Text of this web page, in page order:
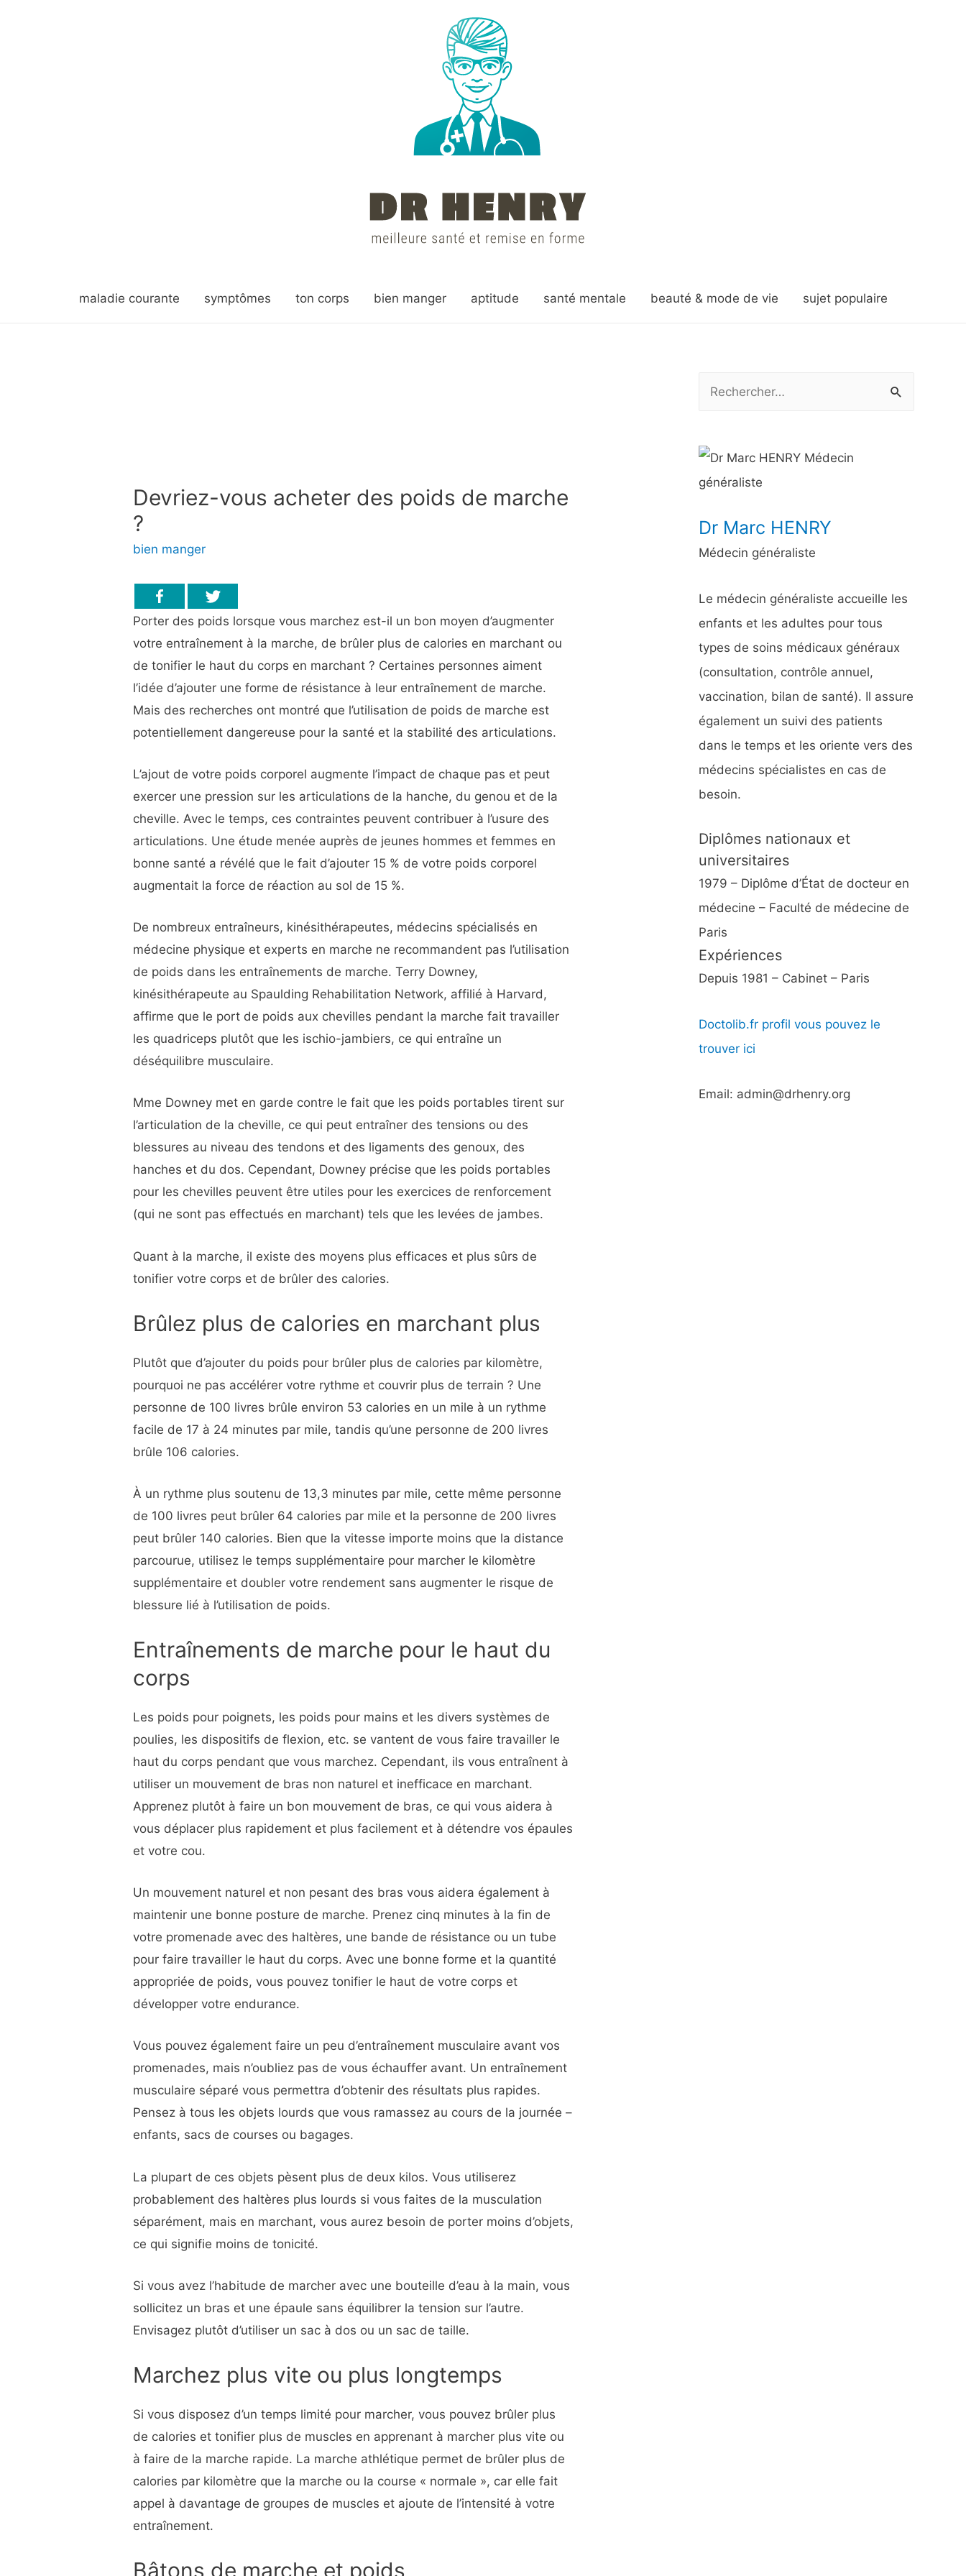
maladie courante symptômes ton corps bien manger aptitude santé mentale beauté & mode de vie sujet populaire
Devriez-vous acheter des poids de marche
?
bien manger
Porter des poids lorsque vous marchez est-il un bon moyen d’augmenter
votre entraînement à la marche, de brûler plus de calories en marchant ou
de tonifier le haut du corps en marchant ? Certaines personnes aiment
l’idée d’ajouter une forme de résistance à leur entraînement de marche.
Mais des recherches ont montré que l’utilisation de poids de marche est
potentiellement dangereuse pour la santé et la stabilité des articulations.
L’ajout de votre poids corporel augmente l’impact de chaque pas et peut
exercer une pression sur les articulations de la hanche, du genou et de la
cheville. Avec le temps, ces contraintes peuvent contribuer à l’usure des
articulations. Une étude menée auprès de jeunes hommes et femmes en
bonne santé a révélé que le fait d’ajouter 15 % de votre poids corporel
augmentait la force de réaction au sol de 15 %.
De nombreux entraîneurs, kinésithérapeutes, médecins spécialisés en
médecine physique et experts en marche ne recommandent pas l’utilisation
de poids dans les entraînements de marche. Terry Downey,
kinésithérapeute au Spaulding Rehabilitation Network, affilié à Harvard,
affirme que le port de poids aux chevilles pendant la marche fait travailler
les quadriceps plutôt que les ischio-jambiers, ce qui entraîne un
déséquilibre musculaire.
Mme Downey met en garde contre le fait que les poids portables tirent sur
l’articulation de la cheville, ce qui peut entraîner des tensions ou des
blessures au niveau des tendons et des ligaments des genoux, des
hanches et du dos. Cependant, Downey précise que les poids portables
pour les chevilles peuvent être utiles pour les exercices de renforcement
(qui ne sont pas effectués en marchant) tels que les levées de jambes.
Quant à la marche, il existe des moyens plus efficaces et plus sûrs de
tonifier votre corps et de brûler des calories.
Brûlez plus de calories en marchant plus
Plutôt que d’ajouter du poids pour brûler plus de calories par kilomètre,
pourquoi ne pas accélérer votre rythme et couvrir plus de terrain ? Une
personne de 100 livres brûle environ 53 calories en un mile à un rythme
facile de 17 à 24 minutes par mile, tandis qu’une personne de 200 livres
brûle 106 calories.
À un rythme plus soutenu de 13,3 minutes par mile, cette même personne
de 100 livres peut brûler 64 calories par mile et la personne de 200 livres
peut brûler 140 calories. Bien que la vitesse importe moins que la distance
parcourue, utilisez le temps supplémentaire pour marcher le kilomètre
supplémentaire et doubler votre rendement sans augmenter le risque de
blessure lié à l’utilisation de poids.
Entraînements de marche pour le haut du
corps
Les poids pour poignets, les poids pour mains et les divers systèmes de
poulies, les dispositifs de flexion, etc. se vantent de vous faire travailler le
haut du corps pendant que vous marchez. Cependant, ils vous entraînent à
utiliser un mouvement de bras non naturel et inefficace en marchant.
Apprenez plutôt à faire un bon mouvement de bras, ce qui vous aidera à
vous déplacer plus rapidement et plus facilement et à détendre vos épaules
et votre cou.
Un mouvement naturel et non pesant des bras vous aidera également à
maintenir une bonne posture de marche. Prenez cinq minutes à la fin de
votre promenade avec des haltères, une bande de résistance ou un tube
pour faire travailler le haut du corps. Avec une bonne forme et la quantité
appropriée de poids, vous pouvez tonifier le haut de votre corps et
développer votre endurance.
Vous pouvez également faire un peu d’entraînement musculaire avant vos
promenades, mais n’oubliez pas de vous échauffer avant. Un entraînement
musculaire séparé vous permettra d’obtenir des résultats plus rapides.
Pensez à tous les objets lourds que vous ramassez au cours de la journée –
enfants, sacs de courses ou bagages.
La plupart de ces objets pèsent plus de deux kilos. Vous utiliserez
probablement des haltères plus lourds si vous faites de la musculation
séparément, mais en marchant, vous aurez besoin de porter moins d’objets,
ce qui signifie moins de tonicité.
Si vous avez l’habitude de marcher avec une bouteille d’eau à la main, vous
sollicitez un bras et une épaule sans équilibrer la tension sur l’autre.
Envisagez plutôt d’utiliser un sac à dos ou un sac de taille.
Marchez plus vite ou plus longtemps
Si vous disposez d’un temps limité pour marcher, vous pouvez brûler plus
de calories et tonifier plus de muscles en apprenant à marcher plus vite ou
à faire de la marche rapide. La marche athlétique permet de brûler plus de
calories par kilomètre que la marche ou la course « normale », car elle fait
appel à davantage de groupes de muscles et ajoute de l’intensité à votre
entraînement.
Bâtons de marche et poids
h
e
c
h
r
:
Dr Marc HENRY
Médecin généraliste
Le médecin généraliste accueille les
enfants et les adultes pour tous
types de soins médicaux généraux
(consultation, contrôle annuel,
vaccination, bilan de santé). Il assure
également un suivi des patients
dans le temps et les oriente vers des
médecins spécialistes en cas de
besoin.
Diplômes nationaux et
universitaires
1979 – Diplôme d’État de docteur en
médecine – Faculté de médecine de
Paris
Expériences
Depuis 1981 – Cabinet – Paris
Doctolib.fr profil vous pouvez le
trouver ici
Email: admin@drhenry.org